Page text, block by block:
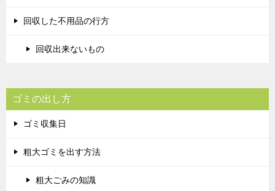
回収した不用品の行方
回収出来ないもの
ゴミの出し方
ゴミ収集日
粗大ゴミを出す方法
粗大ごみの知識